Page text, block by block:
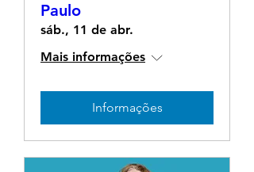
Paulo
sáb., 11 de abr.
Mais informações
Informações